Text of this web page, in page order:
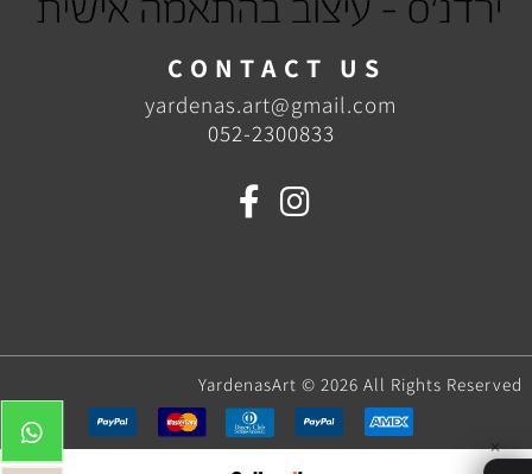
C O N T A C T U S
yardenas.art@gmail.com
052-2300833
YardenasArt © 2026 All Rights Reserved
✕